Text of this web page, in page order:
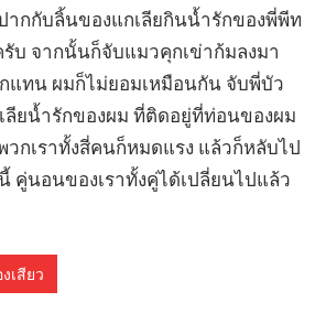
ากกับลิ้นของแกเลียกินน้ำรักของพี่พีท
บ จากนั้นก็จับแมวคุกเข่าก้มลงมา
แทน ผมก็ไม่ยอมเหมือนกัน จับพี่บัว
ยน้ำรักของผม ที่ติดอยู่ที่ท่อนของผม
กเราทั้งสี่คนก็หมดแรง แล้วก็หลับไป
คู่นอนของเราทั้งคู่ได้เปลี่ยนไปแล้ว
เสียว